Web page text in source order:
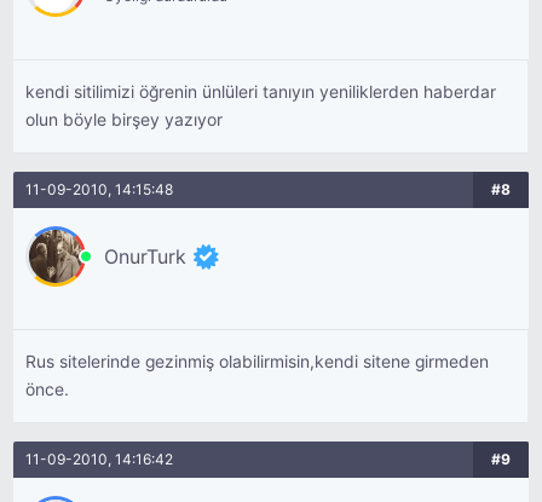
kendi sitilimizi öğrenin ünlüleri tanıyın yeniliklerden haberdar
olun böyle birşey yazıyor
11-09-2010, 14:15:48 #8
OnurTurk
Rus sitelerinde gezinmiş olabilirmisin,kendi sitene girmeden
önce.
11-09-2010, 14:16:42 #9